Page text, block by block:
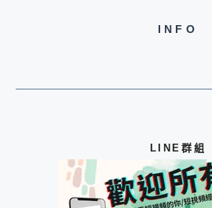
INFO
LINE群組